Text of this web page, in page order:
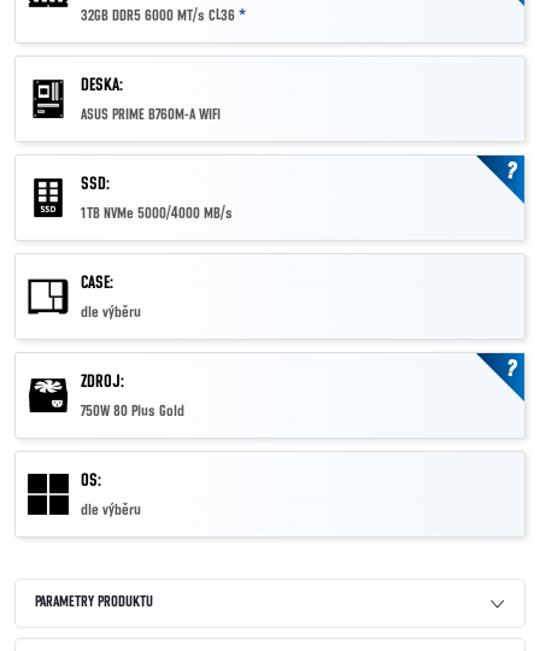
32GB DDR5 6000 MT/s CL36 *
DESKA:
ASUS PRIME B760M-A WIFI
SSD:
1TB NVMe 5000/4000 MB/s
?
CASE:
dle výběru
ZDROJ:
750W 80 Plus Gold
?
OS:
dle výběru
PARAMETRY PRODUKTU